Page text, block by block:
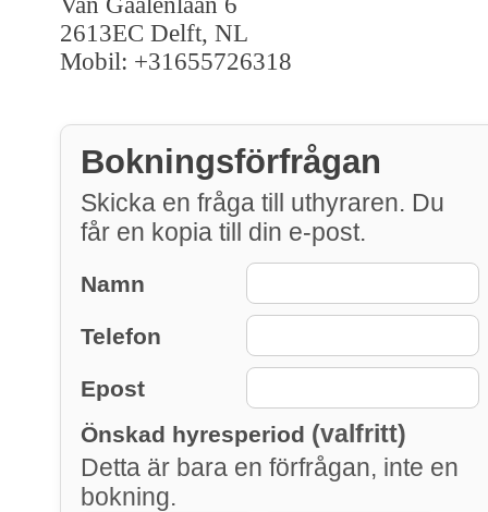
2613EC Delft, NL
Mobil: +31655726318
Bokningsförfrågan
Skicka en fråga till uthyraren. Du
får en kopia till din e-post.
Namn
Telefon
Epost
Önskad hyresperiod (valfritt)
Detta är bara en förfrågan, inte en
bokning.